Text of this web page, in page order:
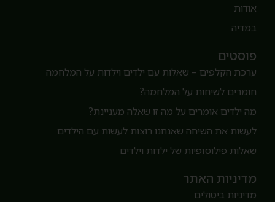
אודות
במדיה
פוסטים
ערכת הקלפים – שאלות עם ילדים וילדות על המלחמה
חומרים לשיחות על המלחמה?
מה ילדים אומרים על מה זו שאלה מעניינת?
לעשות את השיחה שאנחנו רוצות לעשות עם הילדים
שאלות פילוסופיות של ילדות וילדים
מדיניות האתר
מדיניות ביטולים